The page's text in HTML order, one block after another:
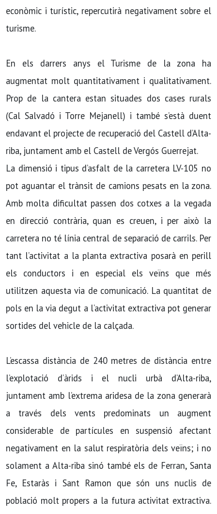
econòmic i turístic, repercutirà negativament sobre el
turisme.
En els darrers anys el Turisme de la zona ha
augmentat molt quantitativament i qualitativament.
Prop de la cantera estan situades dos cases rurals
(Cal Salvadó i Torre Mejanell) i també s’està duent
endavant el projecte de recuperació del Castell d’Alta-
riba, juntament amb el Castell de Vergós Guerrejat.
La dimensió i tipus d’asfalt de la carretera LV-105 no
pot aguantar el trànsit de camions pesats en la zona.
Amb molta dificultat passen dos cotxes a la vegada
en direcció contrària, quan es creuen, i per això la
carretera no té línia central de separació de carrils. Per
tant l’activitat a la planta extractiva posarà en perill
els conductors i en especial els veïns que més
utilitzen aquesta via de comunicació. La quantitat de
pols en la via degut a l’activitat extractiva pot generar
sortides del vehicle de la calçada.
L’escassa distància de 240 metres de distància entre
l’explotació d’àrids i el nucli urbà d’Alta-riba,
juntament amb l’extrema aridesa de la zona generarà
a través dels vents predominats un augment
considerable de partícules en suspensió afectant
negativament en la salut respiratòria dels veïns; i no
solament a Alta-riba sinó també els de Ferran, Santa
Fe, Estaràs i Sant Ramon que són uns nuclis de
població molt propers a la futura activitat extractiva.